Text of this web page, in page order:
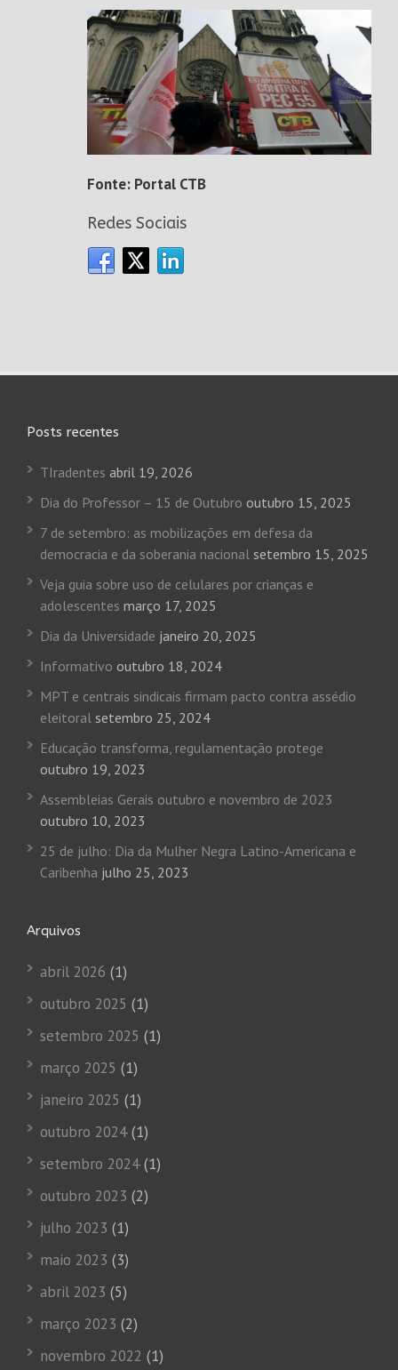
Fonte: Portal CTB
Redes Sociais
Posts recentes
TIradentes abril 19, 2026
Dia do Professor – 15 de Outubro outubro 15, 2025
7 de setembro: as mobilizações em defesa da
democracia e da soberania nacional setembro 15, 2025
Veja guia sobre uso de celulares por crianças e
adolescentes março 17, 2025
Dia da Universidade janeiro 20, 2025
Informativo outubro 18, 2024
MPT e centrais sindicais firmam pacto contra assédio
eleitoral setembro 25, 2024
Educação transforma, regulamentação protege
outubro 19, 2023
Assembleias Gerais outubro e novembro de 2023
outubro 10, 2023
25 de julho: Dia da Mulher Negra Latino-Americana e
Caribenha julho 25, 2023
Arquivos
abril 2026 (1)
outubro 2025 (1)
setembro 2025 (1)
março 2025 (1)
janeiro 2025 (1)
outubro 2024(1)
setembro 2024(1)
outubro 2023 (2)
julho 2023 (1)
maio 2023 (3)
abril 2023 (5)
março 2023 (2)
novembro 2022 (1)